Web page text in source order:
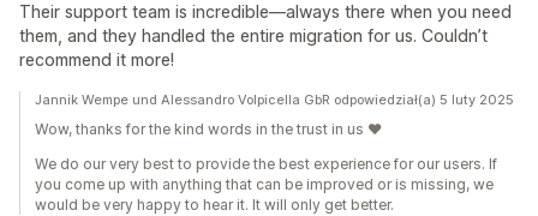
Their support team is incredible—always there when you need
them, and they handled the entire migration for us. Couldn’t
recommend it more!
Jannik Wempe und Alessandro Volpicella GbR odpowiedział(a) 5 luty 2025
Wow, thanks for the kind words in the trust in us ♥️
We do our very best to provide the best experience for our users. If
you come up with anything that can be improved or is missing, we
would be very happy to hear it. It will only get better.